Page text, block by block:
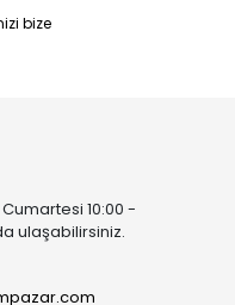
bize
10:00 -
ulaşabilirsiniz.